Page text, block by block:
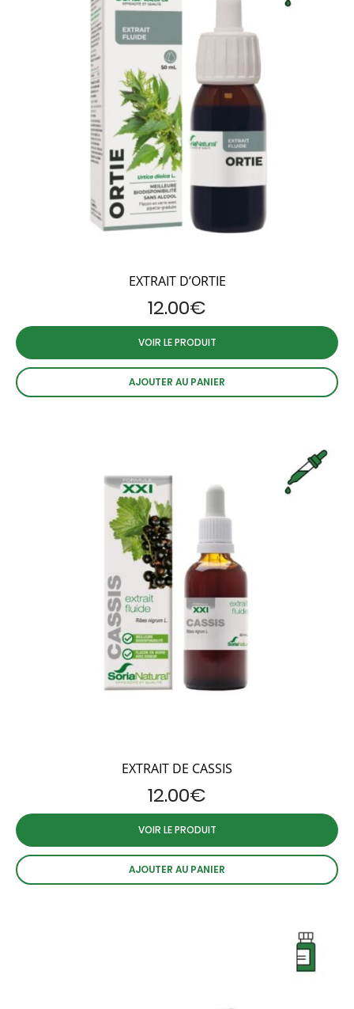
EXTRAIT D’ORTIE
12.00€
VOIR LE PRODUIT
AJOUTER AU PANIER
EXTRAIT DE CASSIS
12.00€
VOIR LE PRODUIT
AJOUTER AU PANIER